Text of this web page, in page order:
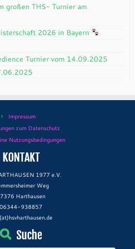
großen THS- Turnier am
2026 in Bayern
Turnier vom 14.09.2025
Impressum
zum Datenschutz
Nutzungsbedingungen
KONTAKT
1977 e.V.
Weg
Harthausen
06344-938857
Suche